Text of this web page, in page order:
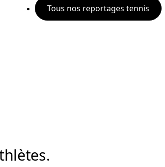
Tous nos reportages tennis